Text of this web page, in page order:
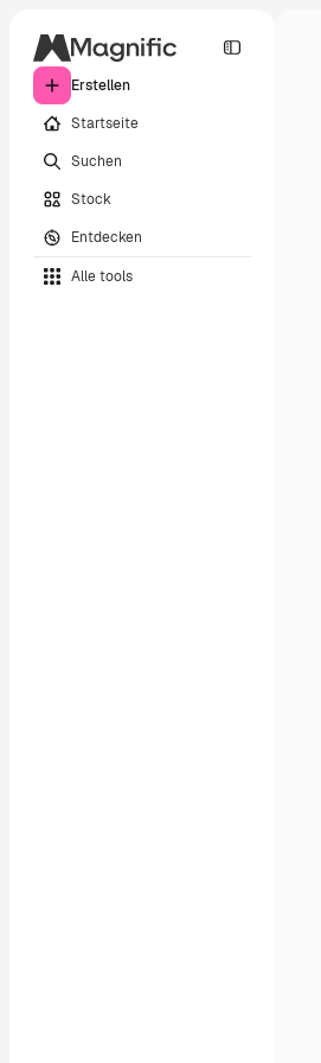
Erstellen
Startseite
Suchen
Stock
Entdecken
Alle tools